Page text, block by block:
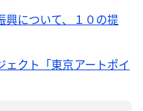
興について、１０の提
クト「東京アートポイ